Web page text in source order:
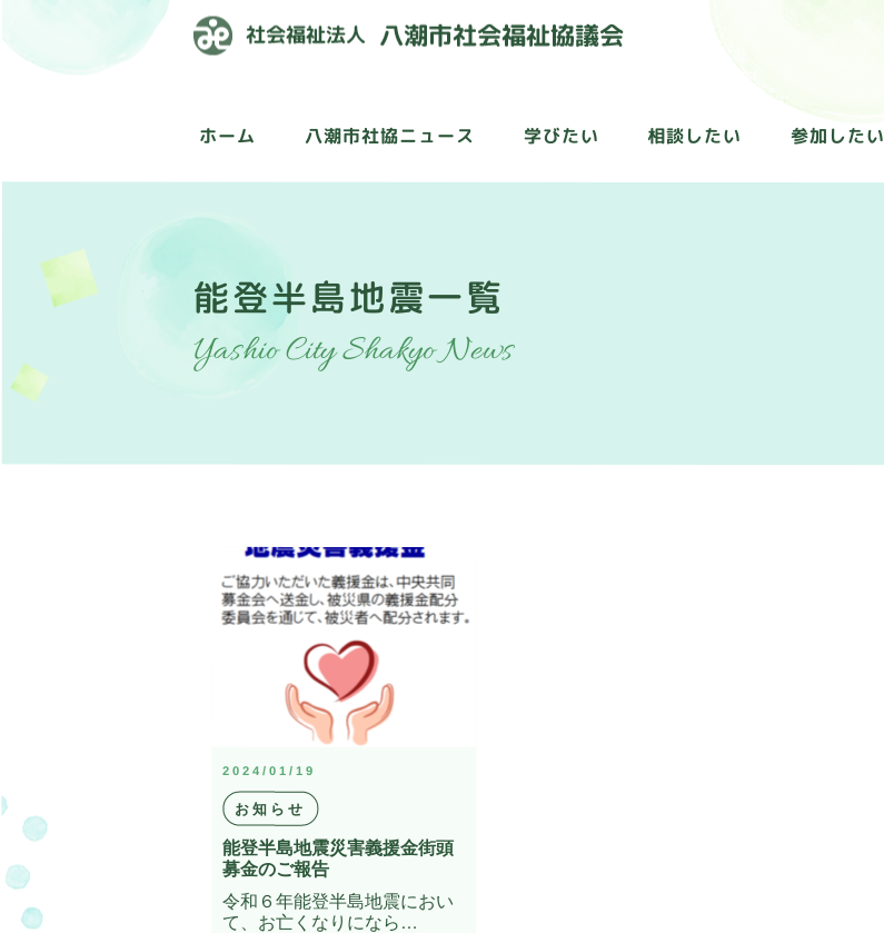
ホーム 八潮市社協ニュース 学びたい 相談したい 参加したい
能登半島地震一覧
Yashio City Shakyo News
2024/01/19
お知らせ
能登半島地震災害義援金街頭
募金のご報告
令和６年能登半島地震におい
て、お亡くなりになら…